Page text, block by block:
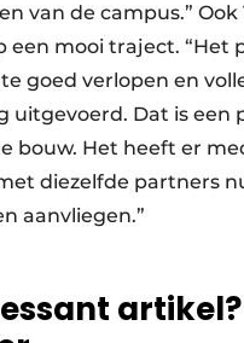
van de campus.”
een mooi traject. “Het
goed verlopen en
uitgevoerd. Dat is een
bouw. Het heeft er
diezelfde partners
aanvliegen.”